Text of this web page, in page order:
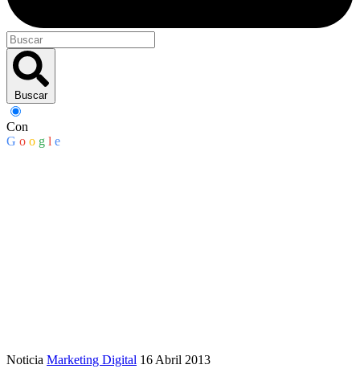
Buscar
Con
G o o g l e
Noticia Marketing Digital 16 Abril 2013